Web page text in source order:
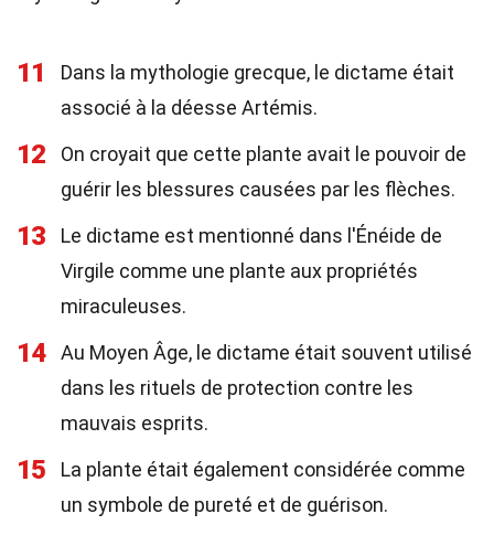
11
Dans la mythologie grecque, le dictame était
associé à la déesse Artémis.
12
On croyait que cette plante avait le pouvoir de
guérir les blessures causées par les flèches.
13
Le dictame est mentionné dans l'Énéide de
Virgile comme une plante aux propriétés
miraculeuses.
14
Au Moyen Âge, le dictame était souvent utilisé
dans les rituels de protection contre les
mauvais esprits.
15
La plante était également considérée comme
un symbole de pureté et de guérison.